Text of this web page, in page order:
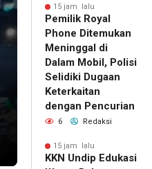
15 jam lalu
Pemilik Royal
Phone Ditemukan
Meninggal di
Dalam Mobil, Polisi
Selidiki Dugaan
Keterkaitan
dengan Pencurian
6 Redaksi
15 jam lalu
KKN Undip Edukasi